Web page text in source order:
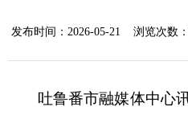
自然资源
发布时间： 2026-05-21 浏览次数：
吐鲁番市融媒体中心